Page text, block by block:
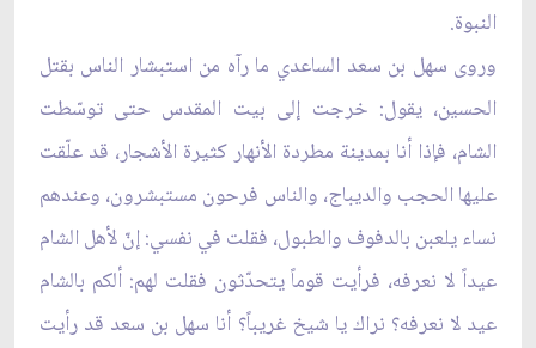
النبوة.
وروى سهل بن سعد الساعدي ما رآه من استبشار الناس بقتل
الحسين، يقول: خرجت إلى بيت المقدس حتى توسّطت
الشام، فإذا أنا بمدينة مطردة الأنهار كثيرة الأشجار، قد علّقت
عليها الحجب والديباج، والناس فرحون مستبشرون، وعندهم
نساء يلعبن بالدفوف والطبول، فقلت في نفسي: إنّ لأهل الشام
عيداً لا نعرفه، فرأيت قوماً يتحدّثون فقلت لهم: ألكم بالشام
عيد لا نعرفه؟ نراك يا شيخ غريباً؟ أنا سهل بن سعد قد رأيت